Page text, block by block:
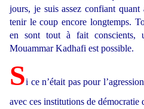
jours, je suis assez confiant
tenir le coup encore longtemps.
en sont tout à fait conscients,
Mouammar Kadhafi est possible.
Si ce n’était pas pour
avec ces institutions de démocratie